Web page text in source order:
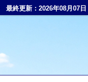
最終更新：2026年08月07日